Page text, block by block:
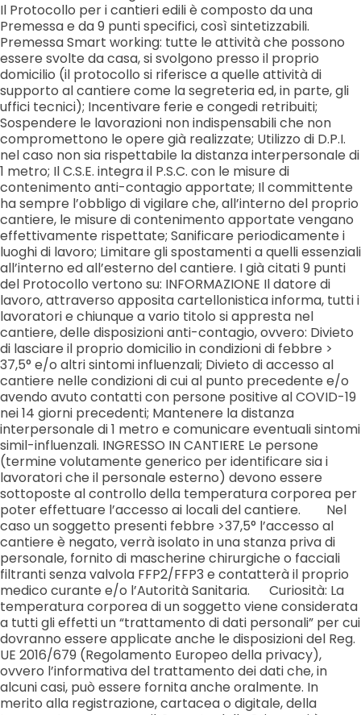
Il Protocollo per i cantieri edili è composto da una
Premessa e da 9 punti specifici, così sintetizzabili.
Premessa Smart working: tutte le attività che possono
essere svolte da casa, si svolgono presso il proprio
domicilio (il protocollo si riferisce a quelle attività di
supporto al cantiere come la segreteria ed, in parte, gli
uffici tecnici); Incentivare ferie e congedi retribuiti;
Sospendere le lavorazioni non indispensabili che non
compromettono le opere già realizzate; Utilizzo di D.P.I.
nel caso non sia rispettabile la distanza interpersonale di
1 metro; Il C.S.E. integra il P.S.C. con le misure di
contenimento anti-contagio apportate; Il committente
ha sempre l’obbligo di vigilare che, all’interno del proprio
cantiere, le misure di contenimento apportate vengano
effettivamente rispettate; Sanificare periodicamente i
luoghi di lavoro; Limitare gli spostamenti a quelli essenziali
all’interno ed all’esterno del cantiere. I già citati 9 punti
del Protocollo vertono su: INFORMAZIONE Il datore di
lavoro, attraverso apposita cartellonistica informa, tutti i
lavoratori e chiunque a vario titolo si appresta nel
cantiere, delle disposizioni anti-contagio, ovvero: Divieto
di lasciare il proprio domicilio in condizioni di febbre >
37,5° e/o altri sintomi influenzali; Divieto di accesso al
cantiere nelle condizioni di cui al punto precedente e/o
avendo avuto contatti con persone positive al COVID-19
nei 14 giorni precedenti; Mantenere la distanza
interpersonale di 1 metro e comunicare eventuali sintomi
simil-influenzali. INGRESSO IN CANTIERE Le persone
(termine volutamente generico per identificare sia i
lavoratori che il personale esterno) devono essere
sottoposte al controllo della temperatura corporea per
poter effettuare l’accesso ai locali del cantiere. Nel
caso un soggetto presenti febbre >37,5° l’accesso al
cantiere è negato, verrà isolato in una stanza priva di
personale, fornito di mascherine chirurgiche o facciali
filtranti senza valvola FFP2/FFP3 e contatterà il proprio
medico curante e/o l’Autorità Sanitaria. Curiosità: La
temperatura corporea di un soggetto viene considerata
a tutti gli effetti un “trattamento di dati personali” per cui
dovranno essere applicate anche le disposizioni del Reg.
UE 2016/679 (Regolamento Europeo della privacy),
ovvero l’informativa del trattamento dei dati che, in
alcuni casi, può essere fornita anche oralmente. In
merito alla registrazione, cartacea o digitale, della